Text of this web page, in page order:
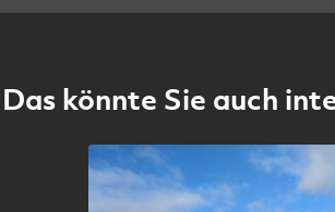
Das könnte Sie auch